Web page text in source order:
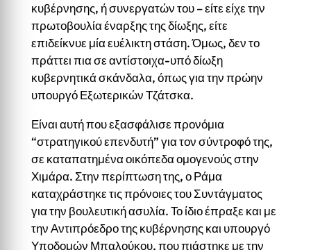
κυβέρνησης, ή συνεργατών του – είτε είχε την
πρωτοβουλία έναρξης της δίωξης, είτε
επιδείκνυε μία ευέλικτη στάση. Όμως, δεν το
πράττει πια σε αντίστοιχα-υπό δίωξη
κυβερνητικά σκάνδαλα, όπως για την πρώην
υπουργό Εξωτερικών Τζάτσκα.
Είναι αυτή που εξασφάλισε προνόμια
“στρατηγικού επενδυτή” για τον σύντροφό της,
σε καταπατημένα οικόπεδα ομογενούς στην
Χιμάρα. Στην περίπτωση της, ο Ράμα
καταχράστηκε τις πρόνοιες του Συντάγματος
για την βουλευτική ασυλία. Το ίδιο έπραξε και με
την Αντιπρόεδρο της κυβέρνησης και υπουργό
Υποδομών Μπαλούκου, που πιάστηκε με την